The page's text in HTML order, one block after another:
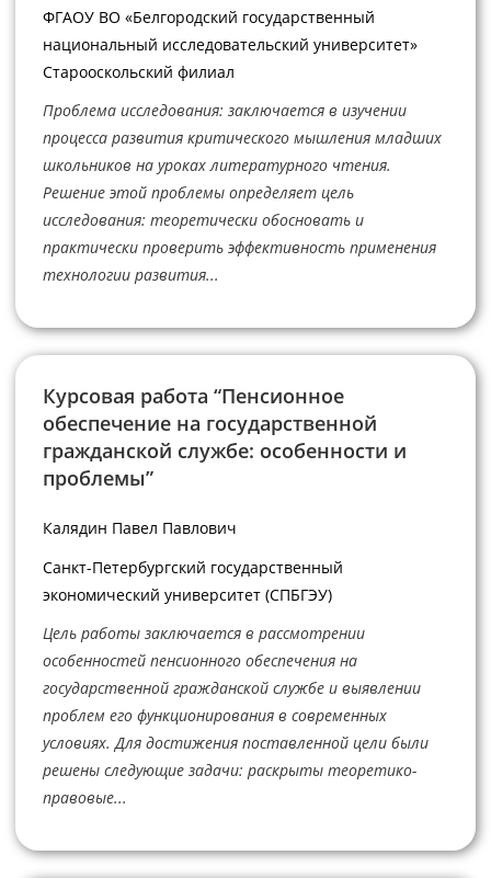
ФГАОУ ВО «Белгородский государственный
национальный исследовательский университет»
Старооскольский филиал
Проблема исследования: заключается в изучении
процесса развития критического мышления младших
школьников на уроках литературного чтения.
Решение этой проблемы определяет цель
исследования: теоретически обосновать и
практически проверить эффективность применения
технологии развития...
Курсовая работа “Пенсионное
обеспечение на государственной
гражданской службе: особенности и
проблемы”
Калядин Павел Павлович
Санкт-Петербургский государственный
экономический университет (СПБГЭУ)
Цель работы заключается в рассмотрении
особенностей пенсионного обеспечения на
государственной гражданской службе и выявлении
проблем его функционирования в современных
условиях. Для достижения поставленной цели были
решены следующие задачи: раскрыты теоретико-
правовые...